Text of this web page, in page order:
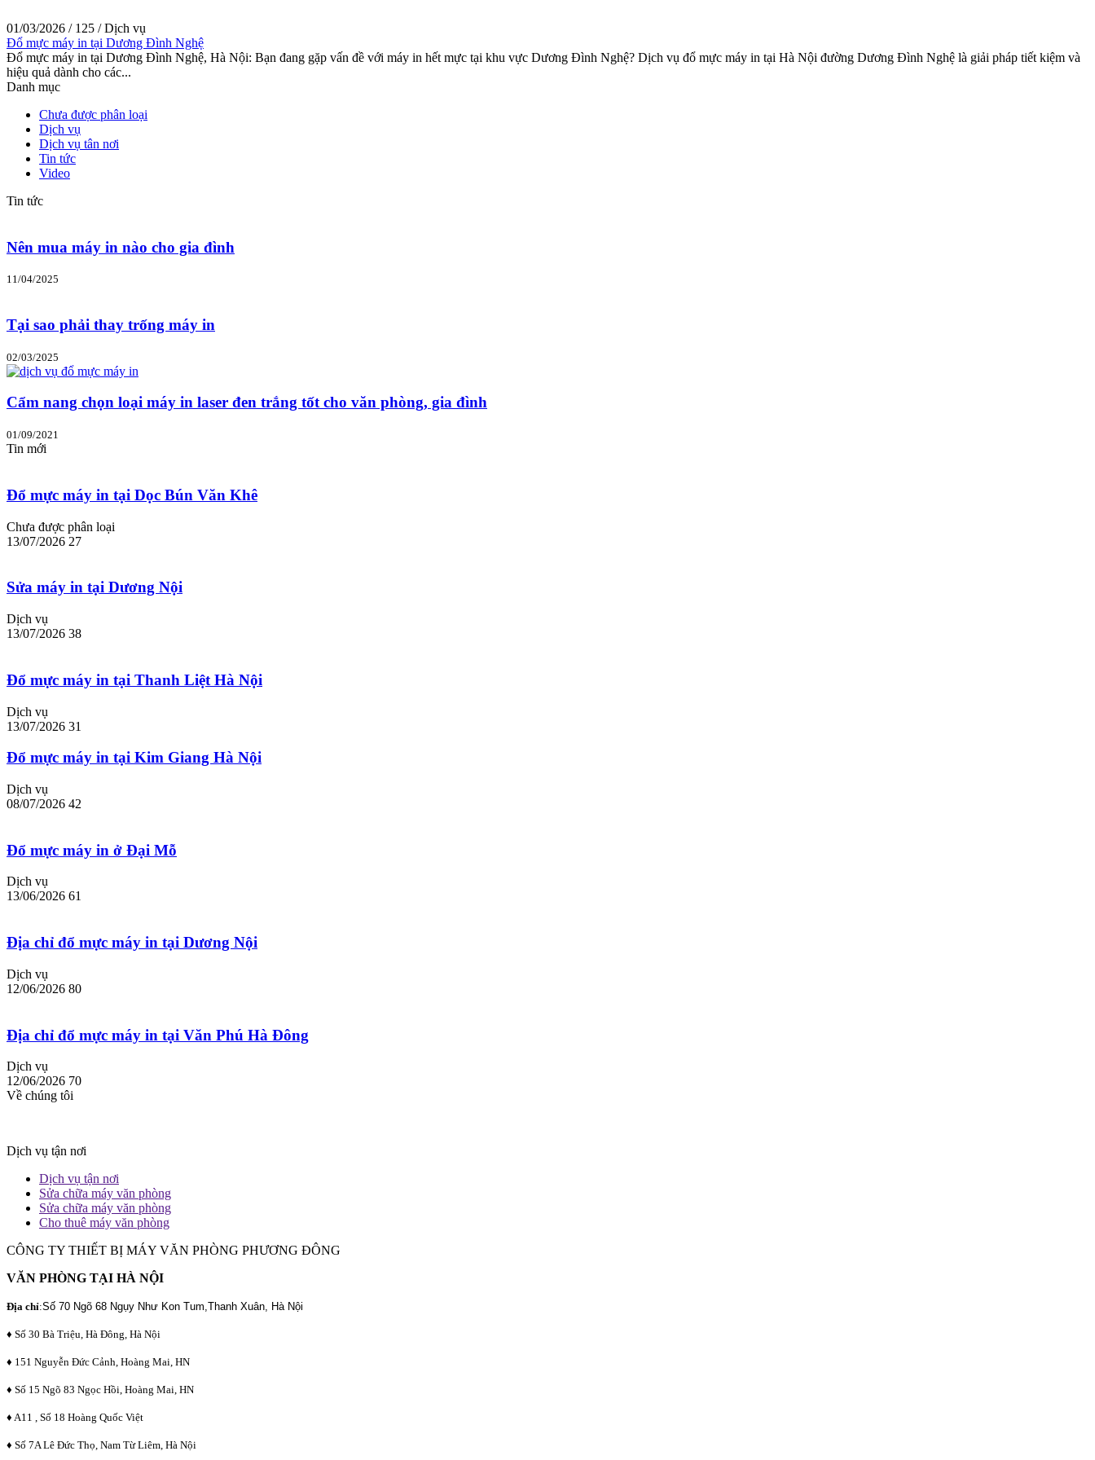
01/03/2026 / 125 /Dịch vụ
Đổ mực máy in tại Dương Đình Nghệ
Đổ mực máy in tại Dương Đình Nghệ, Hà Nội: Bạn đang gặp vấn đề với máy in hết mực tại khu vực Dương Đình Nghệ? Dịch vụ đổ mực máy in tại Hà Nội đường Dương Đình Nghệ là giải pháp tiết kiệm và
hiệu quả dành cho các...
Danh mục
Chưa được phân loại
Dịch vụ
Dịch vụ tân nơi
Tin tức
Video
Tin tức
Nên mua máy in nào cho gia đình
11/04/2025
Tại sao phải thay trống máy in
02/03/2025
Cẩm nang chọn loại máy in laser đen trắng tốt cho văn phòng, gia đình
01/09/2021
Tin mới
Đổ mực máy in tại Dọc Bún Văn Khê
Chưa được phân loại
13/07/2026 27
Sửa máy in tại Dương Nội
Dịch vụ
13/07/2026 38
Đổ mực máy in tại Thanh Liệt Hà Nội
Dịch vụ
13/07/2026 31
Đổ mực máy in tại Kim Giang Hà Nội
Dịch vụ
08/07/2026 42
Đổ mực máy in ở Đại Mỗ
Dịch vụ
13/06/2026 61
Địa chỉ đổ mực máy in tại Dương Nội
Dịch vụ
12/06/2026 80
Địa chỉ đổ mực máy in tại Văn Phú Hà Đông
Dịch vụ
12/06/2026 70
Về chúng tôi
Dịch vụ tận nơi
Dịch vụ tận nơi
Sửa chữa máy văn phòng
Sửa chữa máy văn phòng
Cho thuê máy văn phòng
CÔNG TY THIẾT BỊ MÁY VĂN PHÒNG PHƯƠNG ĐÔNG
VĂN PHÒNG TẠI HÀ NỘI
Địa chỉ:Số 70 Ngõ 68 Ngụy Như Kon Tum,Thanh Xuân, Hà Nội
♦ Số 30 Bà Triệu, Hà Đông, Hà Nội
♦ 151 Nguyễn Đức Cảnh, Hoàng Mai, HN
♦ Số 15 Ngõ 83 Ngọc Hồi, Hoàng Mai, HN
♦ A11 , Số 18 Hoàng Quốc Việt
♦ Số 7A Lê Đức Thọ, Nam Từ Liêm, Hà Nội